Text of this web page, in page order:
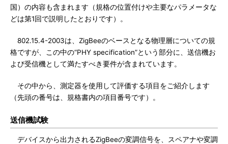
国）の内容も含まれます（規格の位置付けや主要なパラメータな
どは第1回で説明したとおりです）。
802.15.4-2003は、ZigBeeのベースとなる物理層についての規
格ですが、この中の“PHY specification”という部分に、送信機お
よび受信機として満たすべき要件が含まれています。
その中から、測定器を使用して評価する項目をご紹介します
（先頭の番号は、規格書内の項目番号です）。
送信機試験
デバイスから出力されるZigBeeの変調信号を、スペアナや変調